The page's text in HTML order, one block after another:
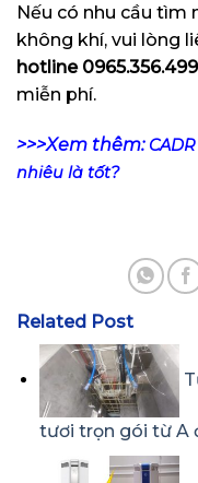
Nếu có nhu cầu tìm
không khí, vui lòng
hotline 0965.356.499
miễn phí.
>>>Xem thêm:
nhiêu là tốt?
Related Post
tươi trọn gói từ A